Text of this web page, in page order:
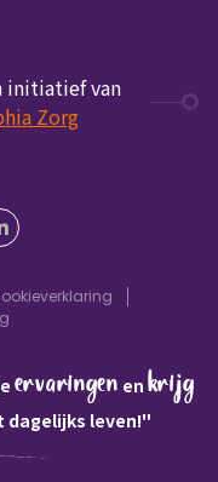
initiatief van
Zorg
ervaringen en krijg
dagelijks leven!"